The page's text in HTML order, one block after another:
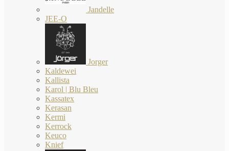
Jandelle
JEE-O
Jorger
Kaldewei
Kallista
Karol | Blu Bleu
Kassatex
Kerasan
Kermi
Kerrock
Keuco
Knief